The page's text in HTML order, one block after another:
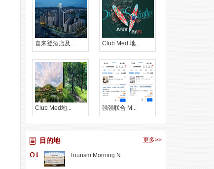
喜来登酒店及... Club Med 地...
Club Med地... 强强联合 M...
更多>>
目的地
Tourism Morning N...